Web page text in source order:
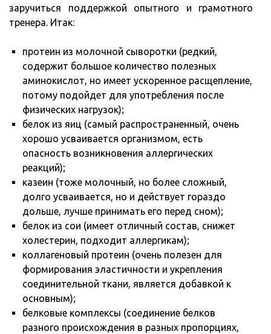
заручиться поддержкой опытного и грамотного
тренера. Итак:
протеин из молочной сыворотки (редкий,
содержит большое количество полезных
аминокислот, но имеет ускоренное расщепление,
потому подойдет для употребления после
физических нагрузок);
белок из яиц (самый распространенный, очень
хорошо усваивается организмом, есть
опасность возникновения аллергических
реакций);
казеин (тоже молочный, но более сложный,
долго усваивается, но и действует гораздо
дольше, лучше принимать его перед сном);
белок из сои (имеет отличный состав, снижет
холестерин, подходит аллергикам);
коллагеновый протеин (очень полезен для
формирования эластичности и укрепления
соединительной ткани, является добавкой к
основным);
белковые комплексы (соединение белков
разного происхождения в разных пропорциях,